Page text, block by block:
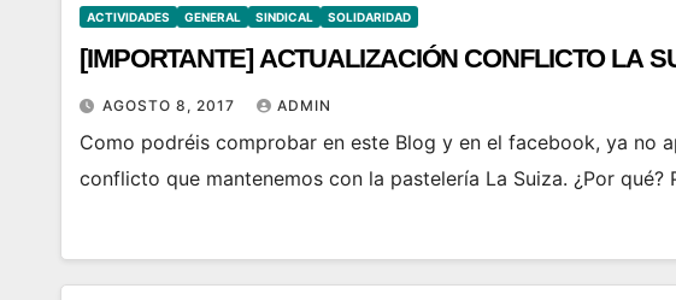
ACTIVIDADES GENERAL SINDICAL SOLIDARIDAD
[IMPORTANTE] ACTUALIZACIÓN CONFLICTO LA
AGOSTO 8, 2017 ADMIN
Como podréis comprobar en este Blog y en el facebook, ya no
conflicto que mantenemos con la pastelería La Suiza. ¿Por qué?